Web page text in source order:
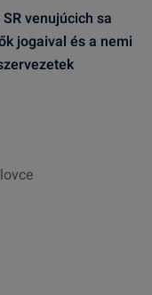
venujúcich sa
jogaival és a nemi